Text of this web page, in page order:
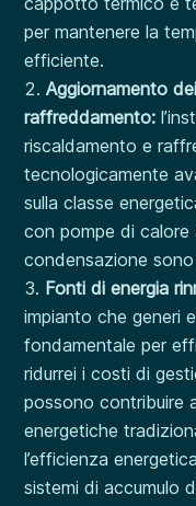
per mantenere la
efficiente.
Aggiornamento
raffreddamento:
riscaldamento e
tecnologicamente
sulla classe
con pompe di
condensazione
Fonti di energia
impianto che generi
fondamentale per
ridurrei i costi di
possono contribuire
energetiche
l’efficienza
sistemi di accumulo